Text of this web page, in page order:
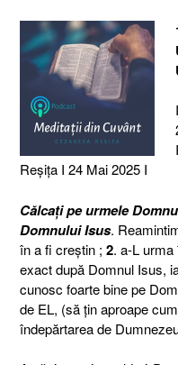
Reşiţa I 24 Mai 2025 I
Călcați pe urmele
Domnului Isus.
în a fi creștin ; 2. a-L
exact după Domnul Isus,
cunosc foarte bine pe
de EL, (să țin aproape
îndepărtarea de